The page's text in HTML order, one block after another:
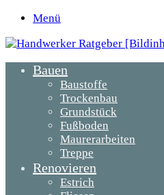
Menü
Bauen
Baustoffe
Trockenbau
Grundstück
Fußboden
Maurerarbeiten
Treppe
Renovieren
Estrich